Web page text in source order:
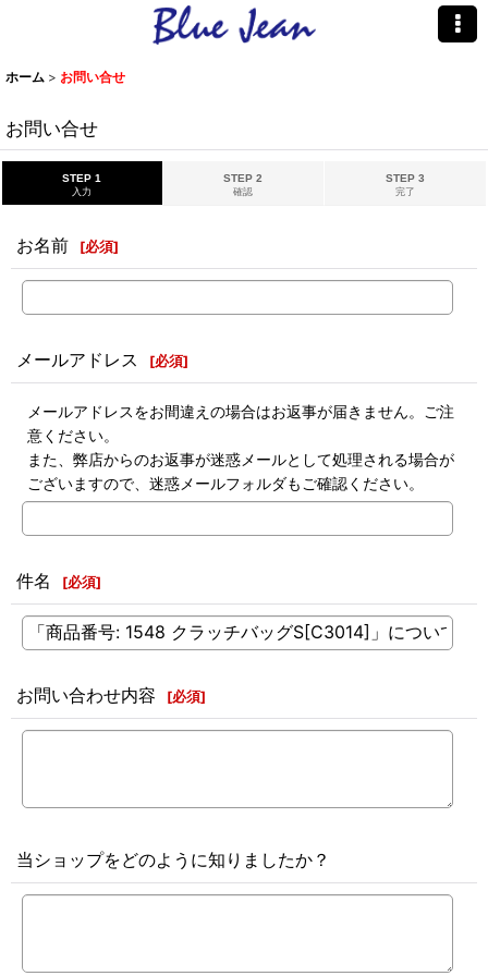
ホーム > お問い合せ
お問い合せ
STEP 1
入力
STEP 2
確認
STEP 3
完了
お名前 [必須]
メールアドレス [必須]
メールアドレスをお間違えの場合はお返事が届きません。ご注
意ください。
また、弊店からのお返事が迷惑メールとして処理される場合が
ございますので、迷惑メールフォルダもご確認ください。
件名 [必須]
お問い合わせ内容 [必須]
当ショップをどのように知りましたか？